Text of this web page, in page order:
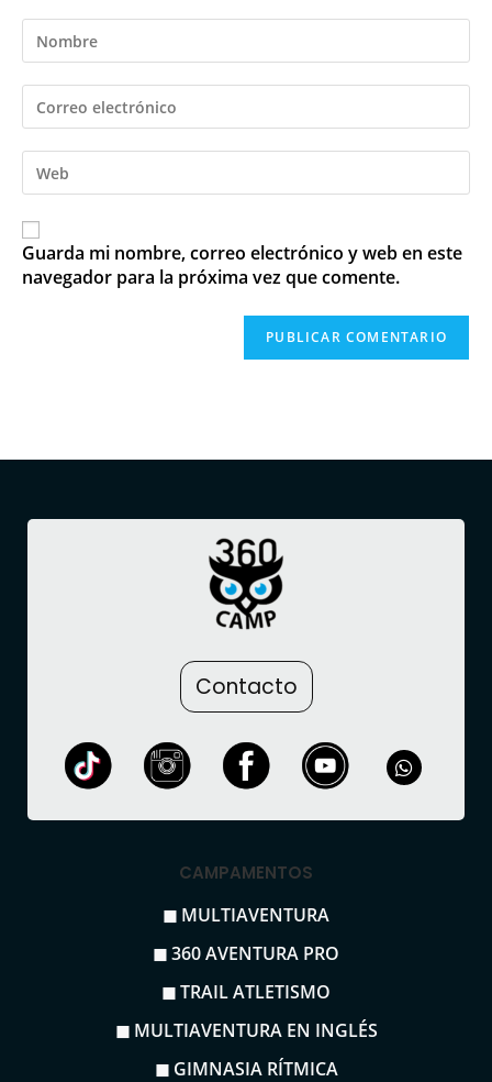
Guarda mi nombre, correo electrónico y web en este
navegador para la próxima vez que comente.
Contacto
CAMPAMENTOS
◼ MULTIAVENTURA
◼ 360 AVENTURA PRO
◼ TRAIL ATLETISMO
◼ MULTIAVENTURA EN INGLÉS
◼ GIMNASIA RÍTMICA